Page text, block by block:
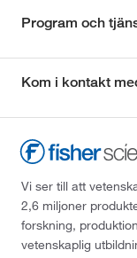
Program och
Kom i kontakt
Vi ser till att
2,6 miljoner
forskning,
vetenskaplig